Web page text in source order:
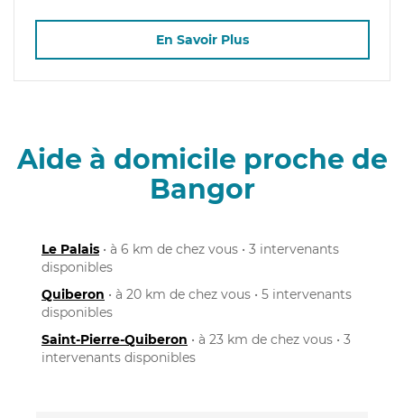
En Savoir Plus
Aide à domicile proche de
Bangor
Le Palais • à 6 km de chez vous • 3 intervenants
disponibles
Quiberon • à 20 km de chez vous • 5 intervenants
disponibles
Saint-Pierre-Quiberon • à 23 km de chez vous • 3
intervenants disponibles